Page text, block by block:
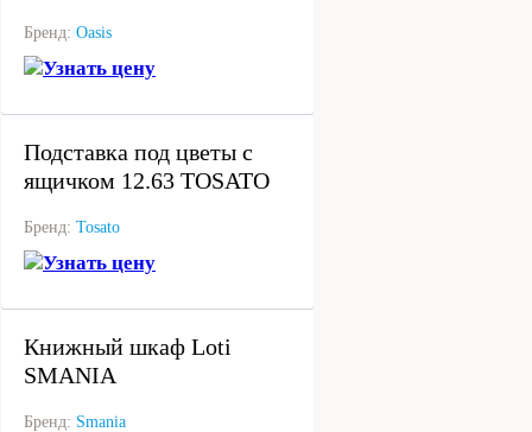
Бренд: Oasis
Узнать цену
Подставка под цветы с
ящичком 12.63 TOSATO
Бренд: Tosato
Узнать цену
Книжный шкаф Loti
SMANIA
Бренд: Smania